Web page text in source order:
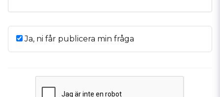
Ja, ni får publicera min fråga